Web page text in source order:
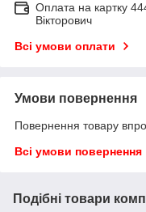
Оплата на картку
Вікторович
Всі умови оплати
Умови повернення
Повернення товару
Всі умови повернення
Подібні товари